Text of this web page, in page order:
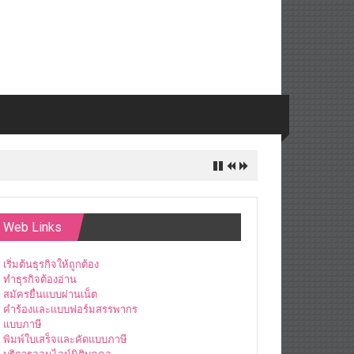
Web Links
เริ่มต้นธุรกิจให้ถูกต้อง
ทำธุรกิจต้องอ่าน
สมัครยื่นแบบผ่านเน็ต
คำร้องและแบบฟอร์มสรรพากร
แบบภาษี
พิมพ์ใบเสร็จและคัดแบบภาษี